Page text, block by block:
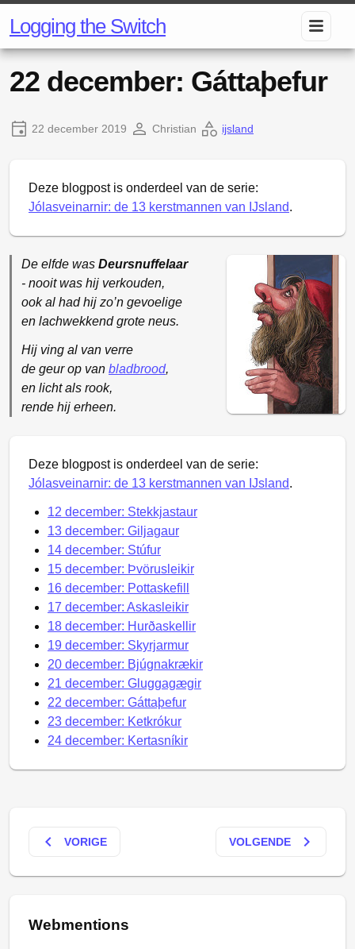
Logging the Switch
22 december: Gáttaþefur
22 december 2019 Christian ijsland
Deze blogpost is onderdeel van de serie:
Jólasveinarnir: de 13 kerstmannen van IJsland.
De elfde was Deursnuffelaar
- nooit was hij verkouden,
ook al had hij zo’n gevoelige
en lachwekkend grote neus.
Hij ving al van verre
de geur op van bladbrood,
en licht als rook,
rende hij erheen.
Deze blogpost is onderdeel van de serie:
Jólasveinarnir: de 13 kerstmannen van IJsland.
12 december: Stekkjastaur
13 december: Giljagaur
14 december: Stúfur
15 december: Þvörusleikir
16 december: Pottaskefill
17 december: Askasleikir
18 december: Hurðaskellir
19 december: Skyrjarmur
20 december: Bjúgnakrækir
21 december: Gluggagægir
22 december: Gáttaþefur
23 december: Ketkrókur
24 december: Kertasníkir
keyboard_arrow_left VORIGE VOLGENDE keyboard_arrow_right
Webmentions